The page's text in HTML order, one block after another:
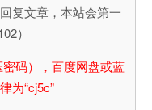
复文章，本站会第一
）
密码），百度网盘或蓝
为“cj5c”